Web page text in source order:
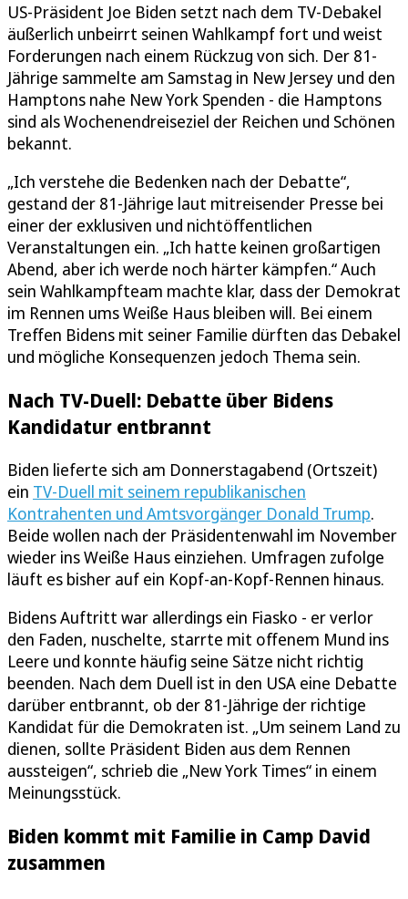
US-Präsident Joe Biden setzt nach dem TV-Debakel
äußerlich unbeirrt seinen Wahlkampf fort und weist
Forderungen nach einem Rückzug von sich. Der 81-
Jährige sammelte am Samstag in New Jersey und den
Hamptons nahe New York Spenden - die Hamptons
sind als Wochenendreiseziel der Reichen und Schönen
bekannt.
„Ich verstehe die Bedenken nach der Debatte“,
gestand der 81-Jährige laut mitreisender Presse bei
einer der exklusiven und nichtöffentlichen
Veranstaltungen ein. „Ich hatte keinen großartigen
Abend, aber ich werde noch härter kämpfen.“ Auch
sein Wahlkampfteam machte klar, dass der Demokrat
im Rennen ums Weiße Haus bleiben will. Bei einem
Treffen Bidens mit seiner Familie dürften das Debakel
und mögliche Konsequenzen jedoch Thema sein.
Nach TV-Duell: Debatte über Bidens
Kandidatur entbrannt
Biden lieferte sich am Donnerstagabend (Ortszeit)
ein TV-Duell mit seinem republikanischen
Kontrahenten und Amtsvorgänger Donald Trump.
Beide wollen nach der Präsidentenwahl im November
wieder ins Weiße Haus einziehen. Umfragen zufolge
läuft es bisher auf ein Kopf-an-Kopf-Rennen hinaus.
Bidens Auftritt war allerdings ein Fiasko - er verlor
den Faden, nuschelte, starrte mit offenem Mund ins
Leere und konnte häufig seine Sätze nicht richtig
beenden. Nach dem Duell ist in den USA eine Debatte
darüber entbrannt, ob der 81-Jährige der richtige
Kandidat für die Demokraten ist. „Um seinem Land zu
dienen, sollte Präsident Biden aus dem Rennen
aussteigen“, schrieb die „New York Times“ in einem
Meinungsstück.
Biden kommt mit Familie in Camp David
zusammen